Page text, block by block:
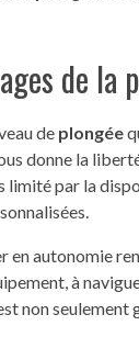
de la
de plongée
donne la
limité par la
en autonomie
à
non